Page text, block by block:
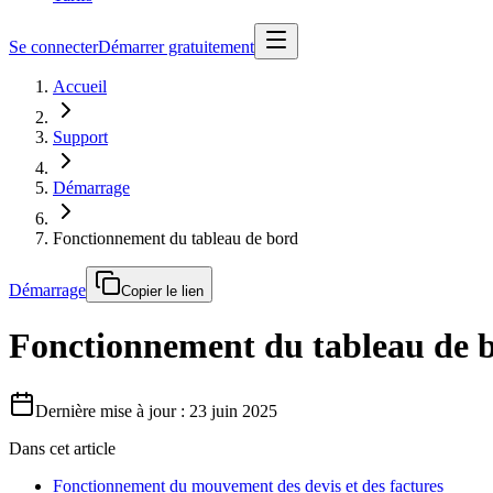
Se connecterDémarrer gratuitement
Accueil
Support
Démarrage
Fonctionnement du tableau de bord
Démarrage Copier le lien
Fonctionnement du tableau de
Dernière mise à jour : 23 juin 2025
Dans cet article
Fonctionnement du mouvement des devis et des factures